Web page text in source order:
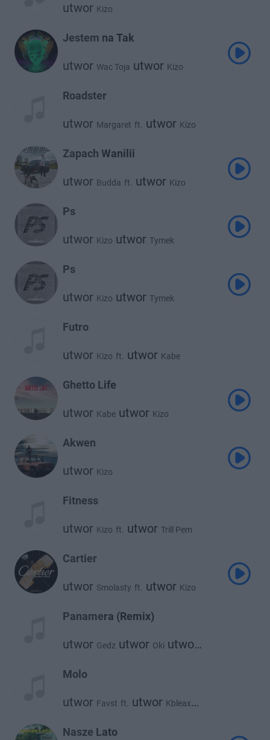
utwor Kizo
Jestem na Tak
utwor Wac Toja utwor Kizo
Roadster
utwor Margaret ft. utwor Kizo
Zapach Wanilii
utwor Budda ft. utwor Kizo
Ps
utwor Kizo utwor Tymek
Ps
utwor Kizo utwor Tymek
Futro
utwor Kizo ft. utwor Kabe
Ghetto Life
utwor Kabe utwor Kizo
Akwen
utwor Kizo
Fitness
utwor Kizo ft. utwor Trill Pem
Cartier
utwor Smolasty ft. utwor Kizo
Panamera (Remix)
utwor Gedz utwor Oki utwor
Catch Up
Molo
utwor Favst ft. utwor Kbleax
Nasze Lato